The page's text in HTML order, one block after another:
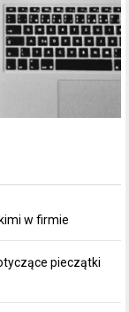
w firmie
pieczątki